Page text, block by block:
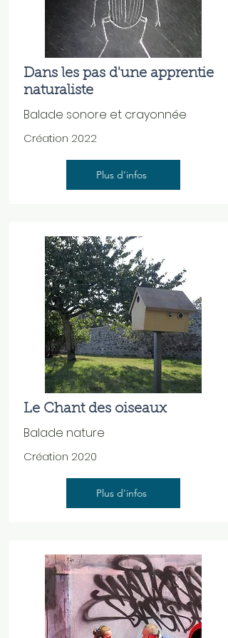
Dans les pas d'une apprentie
naturaliste
Balade sonore et crayonnée
Création 2022
Plus d'infos
Le Chant des oiseaux
Balade nature
Création 2020
Plus d'infos